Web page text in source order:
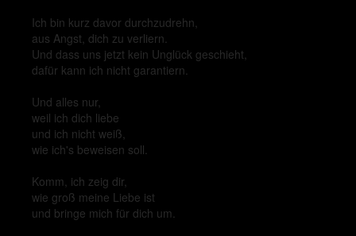
Ich bin kurz davor durchzudrehn,
aus Angst, dich zu verliern.
Und dass uns jetzt kein Unglück geschieht,
dafür kann ich nicht garantiern.
Und alles nur,
weil ich dich liebe
und ich nicht weiß,
wie ich's beweisen soll.
Komm, ich zeig dir,
wie groß meine Liebe ist
und bringe mich für dich um.